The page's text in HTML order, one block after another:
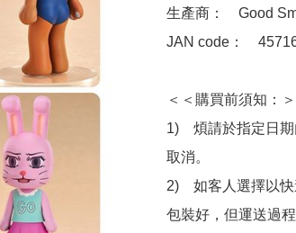
生產商：　Good
JAN code：　
＜＜購買前須知：＞
1)　煩請於指定日
取消。
2)　如客人選擇以
包裝好，但運送過